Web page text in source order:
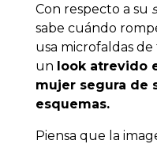
Con respecto a su
sabe cuándo
usa microfaldas
un look atrevido
mujer segura de
esquemas.
Piensa que la